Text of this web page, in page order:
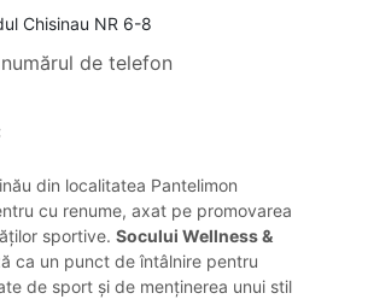
Chisinau NR 6-8
de telefon
din localitatea Pantelimon
cu renume, axat pe promovarea
sportive. Socului Wellness &
ca un punct de întâlnire pentru
de sport și de menținerea unui stil